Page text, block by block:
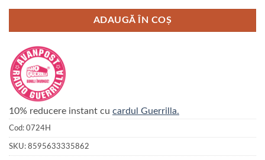
ADAUGĂ ÎN COȘ
10% reducere instant cu cardul Guerrilla.
Cod: 0724H
SKU: 8595633335862